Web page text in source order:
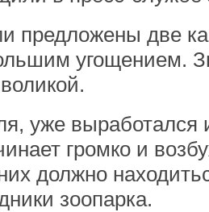
предложены две
угощением.
уже выработался
громко и
должно
зоопарка.